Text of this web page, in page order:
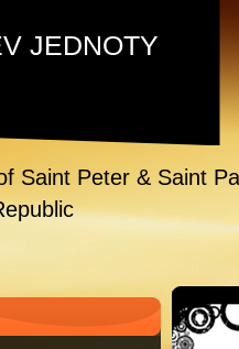
JEDNOTY
Saint Peter & Saint